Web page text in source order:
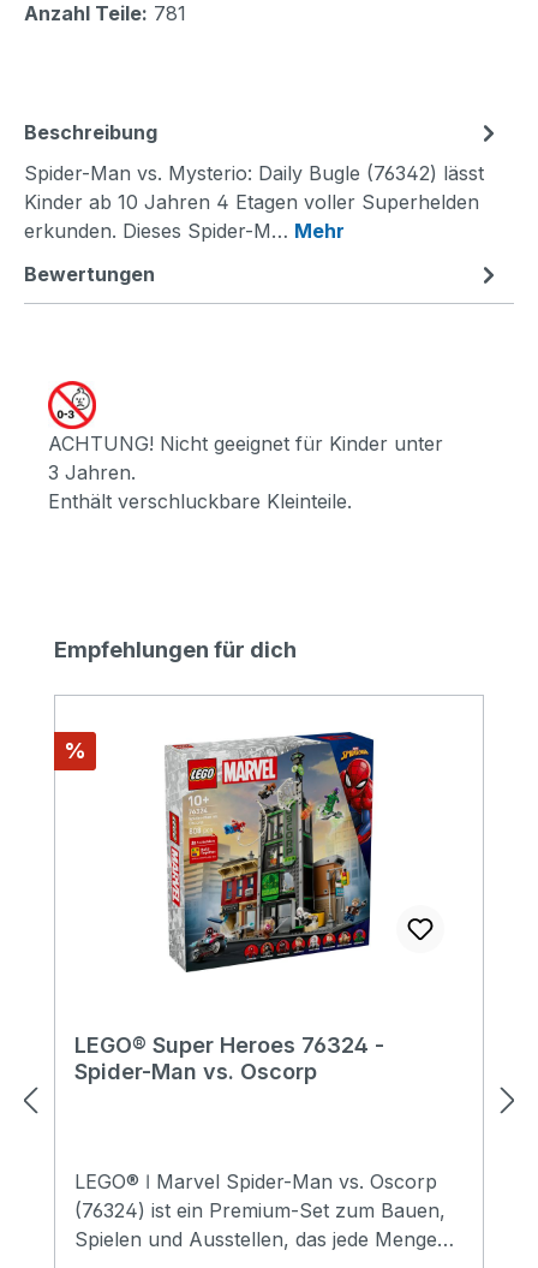
Anzahl Teile: 781
Beschreibung
Spider-Man vs. Mysterio: Daily Bugle (76342) lässt
Kinder ab 10 Jahren 4 Etagen voller Superhelden
erkunden. Dieses Spider-M… Mehr
Bewertungen
ACHTUNG! Nicht geeignet für Kinder unter
3 Jahren.
Enthält verschluckbare Kleinteile.
Produktgalerie überspringen
Empfehlungen für dich
Rabatt
%
LEGO® Super Heroes 76324 -
Spider-Man vs. Oscorp
LEGO® ǀ Marvel Spider-Man vs. Oscorp
(76324) ist ein Premium-Set zum Bauen,
Spielen und Ausstellen, das jede Menge